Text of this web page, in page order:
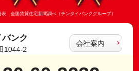
全国賃貸住宅新聞調べ（チンタイバンクグループ）
ンク
1044-2
会社案内